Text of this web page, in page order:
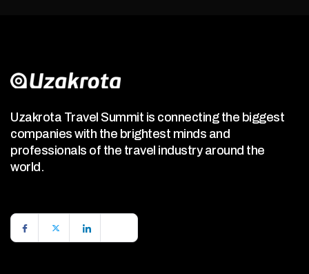
Uzakrota Travel Summit is connecting the biggest
companies with the brightest minds and
professionals of the travel industry around the
world.